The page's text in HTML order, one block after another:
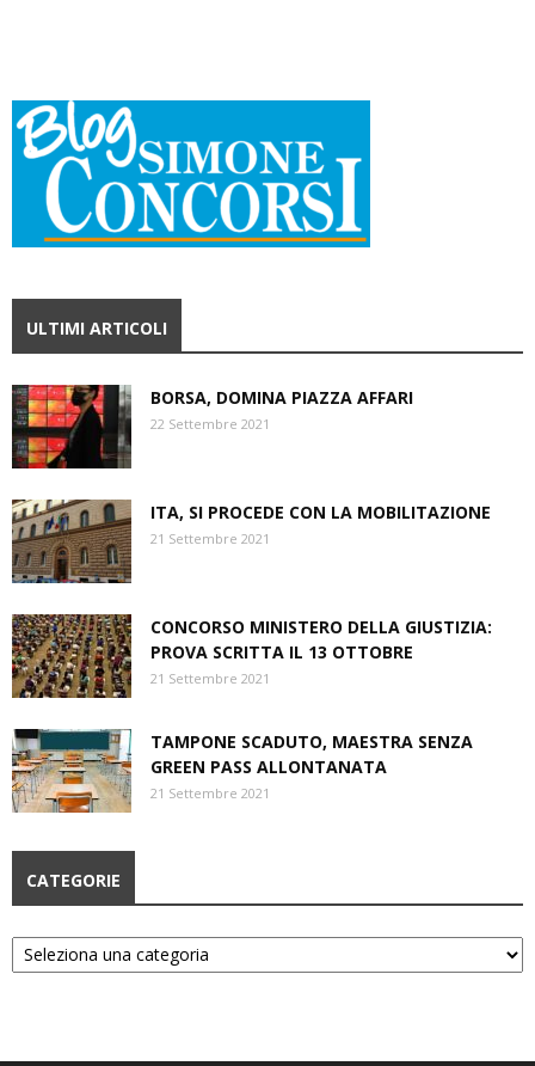
ULTIMI ARTICOLI
BORSA, DOMINA PIAZZA AFFARI
22 Settembre 2021
ITA, SI PROCEDE CON LA MOBILITAZIONE
21 Settembre 2021
CONCORSO MINISTERO DELLA GIUSTIZIA:
PROVA SCRITTA IL 13 OTTOBRE
21 Settembre 2021
TAMPONE SCADUTO, MAESTRA SENZA
GREEN PASS ALLONTANATA
21 Settembre 2021
CATEGORIE
Categorie